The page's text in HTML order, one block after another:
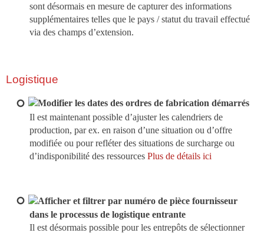
sont désormais en mesure de capturer des informations
supplémentaires telles que le pays / statut du travail effectué
via des champs d’extension.
Logistique
Modifier les dates des ordres de fabrication démarrés
Il est maintenant possible d’ajuster les calendriers de
production, par ex. en raison d’une situation ou d’offre
modifiée ou pour refléter des situations de surcharge ou
d’indisponibilité des ressources Plus de détails ici
Afficher et filtrer par numéro de pièce fournisseur
dans le processus de logistique entrante
Il est désormais possible pour les entrepôts de sélectionner